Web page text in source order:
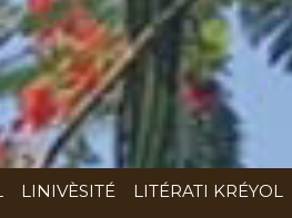
LINIVÈSITÉ LITÉRATI KRÉYOL